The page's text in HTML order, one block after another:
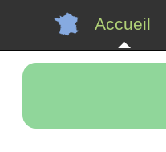
Accueil